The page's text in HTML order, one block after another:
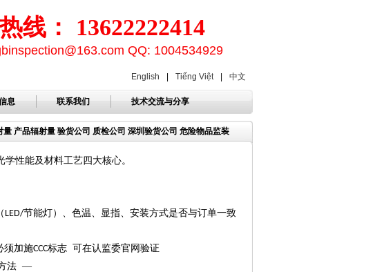
线： 13622222414
QQ: 1004534929
English Tiếng Việt 中文
息 联系我们 技术交流与分享
产品辐射量 验货公司 质检公司 深圳验货公司 危险物品监装
性能及材料工艺四大核心。
LED/节能灯）、色温、显指、安装方式是否与订单一致
须加施CCC标志 可在认监委官网验证
法 —